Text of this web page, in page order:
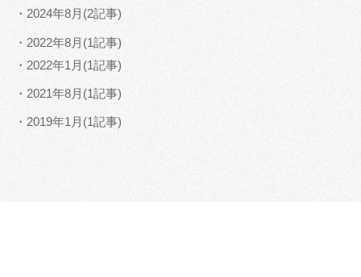
・2024年8月(2記事)
・2022年8月(1記事)
・2022年1月(1記事)
・2021年8月(1記事)
・2019年1月(1記事)